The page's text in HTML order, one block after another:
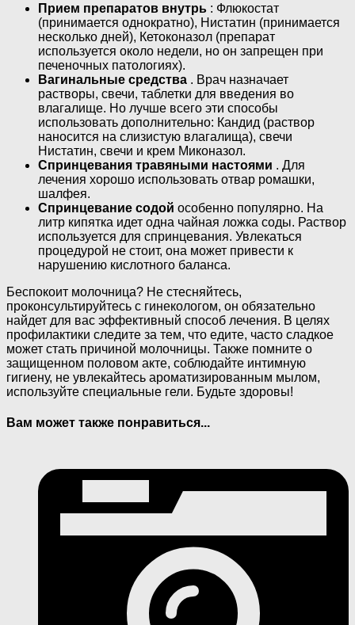
Прием препаратов внутрь : Флюкостат
(принимается однократно), Нистатин (принимается
несколько дней), Кетоконазол (препарат
используется около недели, но он запрещен при
печеночных патологиях).
Вагинальные средства . Врач назначает
растворы, свечи, таблетки для введения во
влагалище. Но лучше всего эти способы
использовать дополнительно: Кандид (раствор
наносится на слизистую влагалища), свечи
Нистатин, свечи и крем Миконазол.
Спринцевания травяными настоями . Для
лечения хорошо использовать отвар ромашки,
шалфея.
Спринцевание содой особенно популярно. На
литр кипятка идет одна чайная ложка соды. Раствор
используется для спринцевания. Увлекаться
процедурой не стоит, она может привести к
нарушению кислотного баланса.
Беспокоит молочница? Не стесняйтесь,
проконсультируйтесь с гинекологом, он обязательно
найдет для вас эффективный способ лечения. В целях
профилактики следите за тем, что едите, часто сладкое
может стать причиной молочницы. Также помните о
защищенном половом акте, соблюдайте интимную
гигиену, не увлекайтесь ароматизированным мылом,
используйте специальные гели. Будьте здоровы!
Вам может также понравиться...